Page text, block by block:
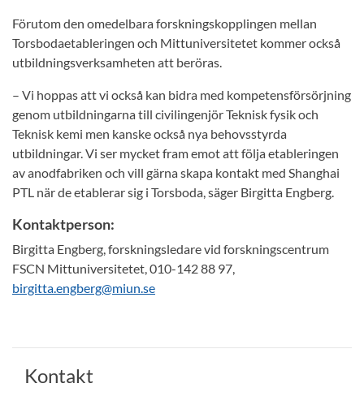
Förutom den omedelbara forskningskopplingen mellan
Torsbodaetableringen och Mittuniversitetet kommer också
utbildningsverksamheten att beröras.
– Vi hoppas att vi också kan bidra med kompetensförsörjning
genom utbildningarna till civilingenjör Teknisk fysik och
Teknisk kemi men kanske också nya behovsstyrda
utbildningar. Vi ser mycket fram emot att följa etableringen
av anodfabriken och vill gärna skapa kontakt med Shanghai
PTL när de etablerar sig i Torsboda, säger Birgitta Engberg.
Kontaktperson:
Birgitta Engberg, forskningsledare vid forskningscentrum
FSCN Mittuniversitetet, 010-142 88 97,
birgitta.engberg@miun.se
Kontakt